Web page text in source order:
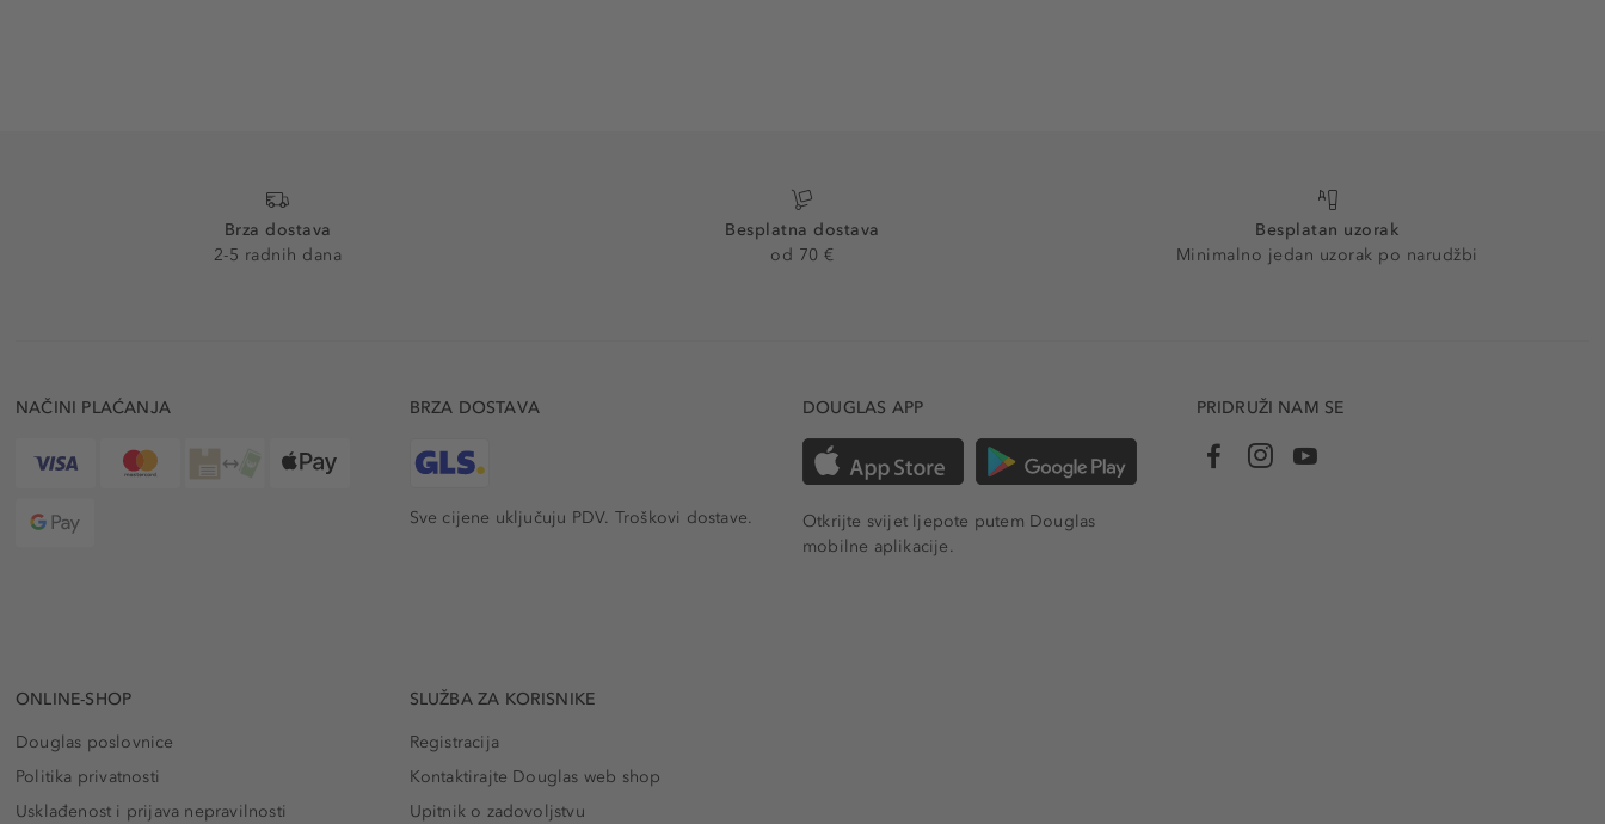
Brza dostava
2-5 radnih dana
Besplatna dostava
od 70 €
Besplatan uzorak
Minimalno jedan uzorak po narudžbi
NAČINI PLAĆANJA BRZA DOSTAVA
Sve cijene uključuju PDV. Troškovi dostave.
DOUGLAS APP
Otkrijte svijet ljepote putem Douglas
mobilne aplikacije.
PRIDRUŽI NAM SE
ONLINE-SHOP
Douglas poslovnice
Politika privatnosti
Usklađenost i prijava nepravilnosti
SLUŽBA ZA KORISNIKE
Registracija
Kontaktirajte Douglas web shop
Upitnik o zadovoljstvu